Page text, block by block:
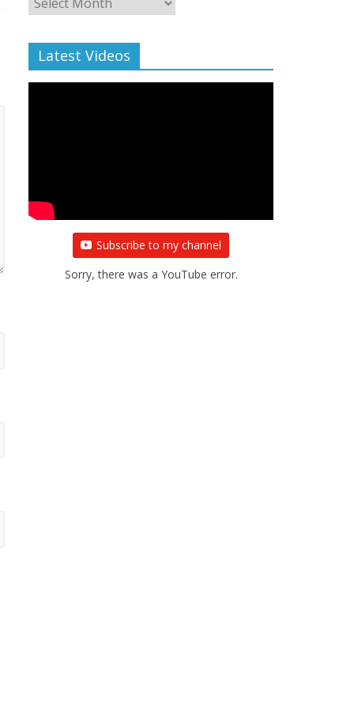
Archive
Latest Videos
Subscribe to my channel
Sorry, there was a YouTube error.